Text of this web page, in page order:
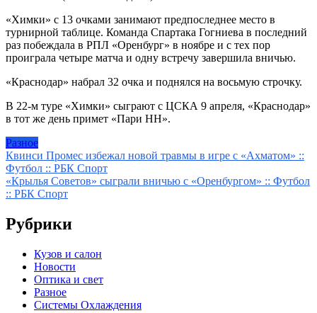
«Химки» с 13 очками занимают предпоследнее место в
турнирной таблице. Команда Спартака Гогниева в последний
раз побеждала в РПЛ «Оренбург» в ноябре и с тех пор
проиграла четыре матча и одну встречу завершила вничью.
«Краснодар» набрал 32 очка и поднялся на восьмую строчку.
В 22-м туре «Химки» сыграют с ЦСКА 9 апреля, «Краснодар»
в тот же день примет «Пари НН».
Разное
Навигация
по
записям
Квинси Промес избежал новой травмы в игре с «Ахматом» ::
Футбол :: РБК Спорт
«Крылья Советов» сыграли вничью с «Оренбургом» :: Футбол
:: РБК Спорт
Рубрики
Кузов и салон
Новости
Оптика и свет
Разное
Системы Охлаждения